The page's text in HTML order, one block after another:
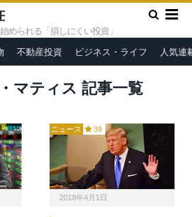
められる「損しにくい投資」
不動産投資 ビジネス・ライフ 人気連
ティス
マティス 記事一覧
ニュース 39
2018年4月1日